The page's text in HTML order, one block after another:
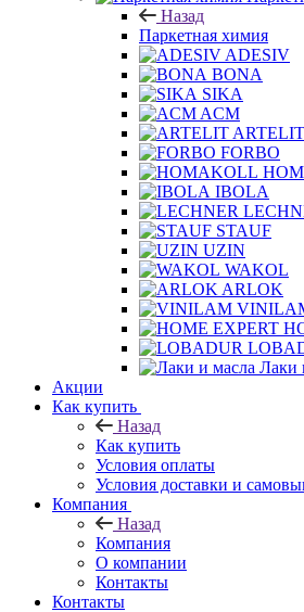
Назад
Паркетная химия
ADESIV
BONA
SIKA
ACM
ARTELIT
FORBO
IBOLA
STAUF
UZIN
WAKOL
ARLOK
Лаки
Акции
Как купить
Назад
Как купить
Условия оплаты
Условия доставки и
Компания
Назад
Компания
О компании
Контакты
Контакты